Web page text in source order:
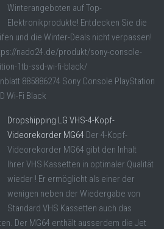
Winterangeboten auf Top-
Elektronikprodukte! Entdecken Sie die
und die Winter-Deals nicht verpassen!
nado24.de/produkt/sony-console-
1tb-ssd-wi-fi-black/
885886274 Sony Console PlayStation
Wi-Fi Black
Dropshipping LG VHS-4-Kopf-
Videorekorder MG64 Der 4-Kopf-
Videorekorder MG64 gibt den Inhalt
Ihrer VHS Kassetten in optimaler Qualität
wieder ! Er ermöglicht als einer der
wenigen neben der Wiedergabe von
Standard VHS Kassetten auch das
Der MG64 enthält ausserdem die Jet